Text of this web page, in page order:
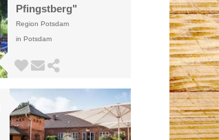
Pfingstberg"
Region Potsdam
in Potsdam